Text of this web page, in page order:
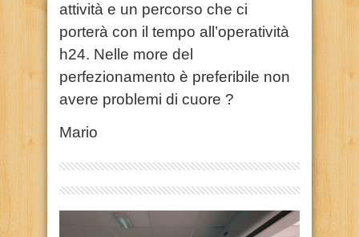
attività e un percorso che ci
porterà con il tempo all’operatività
h24. Nelle more del
perfezionamento è preferibile non
avere problemi di cuore ?
Mario